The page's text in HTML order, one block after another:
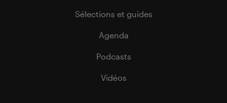
Sélections et guides
Agenda
Podcasts
Vidéos